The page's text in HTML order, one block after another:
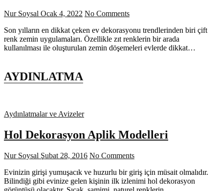
Nur Soysal Ocak 4, 2022 No Comments
Son yılların en dikkat çeken ev dekorasyonu trendlerinden biri çift
renk zemin uygulamaları. Özellikle zıt renklerin bir arada
kullanılması ile oluşturulan zemin döşemeleri evlerde dikkat…
AYDINLATMA
Aydınlatmalar ve Avizeler
Hol Dekorasyon Aplik Modelleri
Nur Soysal Şubat 28, 2016 No Comments
Evinizin girişi yumuşacık ve huzurlu bir giriş için müsait olmalıdır.
Bilindiği gibi evinize gelen kişinin ilk izlenimi hol dekorasyon